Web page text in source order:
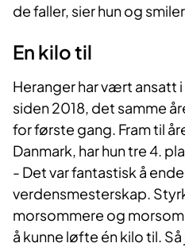
de faller, sier hun og
En kilo til
Heranger har vært ansatt
siden 2018, det samme
for første gang. Fram til
Danmark, har hun tre 4.
- Det var fantastisk å
verdensmesterskap.
morsommere og
å kunne løfte én kilo til.